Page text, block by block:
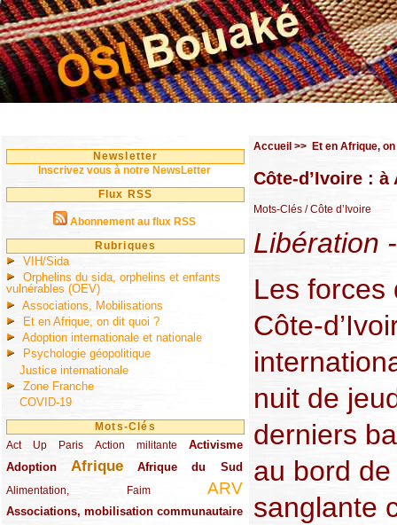
Newsletter
Inscrivez vous à notre NewsLetter
Flux RSS
Abonnement au flux RSS
Rubriques
VIH/Sida
Orphelins du sida, orphelins et enfants
vulnérables (OEV)
Associations, Mobilisations
Et en Afrique, on dit quoi ?
Adoption internationale et nationale
Psychologie géopolitique
Justice internationale
Zone Franche
COVID-19
Mots-Clés
Act Up Paris
(49/289) Action militante
(32/289) Activisme
(73/289)
Adoption
(82/289) Afrique
(161/289) Afrique du Sud
(73/289)
Alimentation, Faim
(48/289) ARV
(203/289)
Associations, mobilisation communautaire
(65/289)
Accueil >> Et en Afrique,
Côte-d’Ivoire :
Mots-Clés / Côte d’Ivoire
Libération
Les forces
Côte-
nuit de
derniers
au bord
sanglante